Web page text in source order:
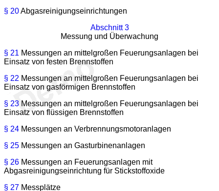
§ 20Abgasreinigungseinrichtungen
Abschnitt 3
Messung und Überwachung
§ 21 Messungen an mittelgroßen Feuerungsanlagen bei
Einsatz von festen Brennstoffen
§ 22 Messungen an mittelgroßen Feuerungsanlagen bei
Einsatz von gasförmigen Brennstoffen
§ 23 Messungen an mittelgroßen Feuerungsanlagen bei
Einsatz von flüssigen Brennstoffen
§ 24 Messungen an Verbrennungsmotoranlagen
§ 25 Messungen an Gasturbinenanlagen
§ 26 Messungen an Feuerungsanlagen mit
Abgasreinigungseinrichtung für Stickstoffoxide
§ 27 Messplätze